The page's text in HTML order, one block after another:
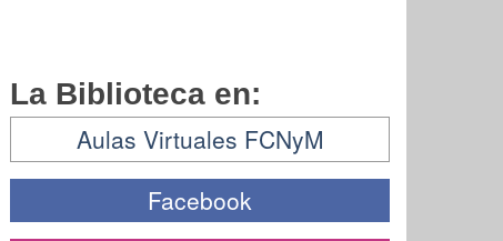
La Biblioteca en:
Aulas Virtuales FCNyM
Facebook